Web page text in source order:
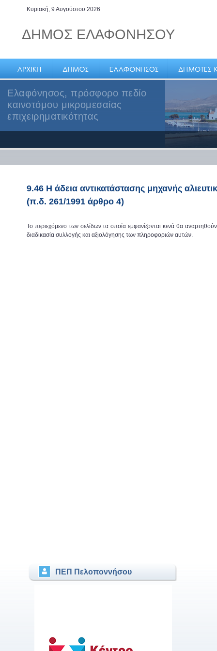
Κυριακή, 9 Αυγούστου 2026
ΔΗΜΟΣ ΕΛΑΦΟΝΗΣΟΥ
Ελαφόνησος, πρόσφορο πεδίο
καινοτόμου μικρομεσαίας
επιχειρηματικότητας
9.46 Η άδεια αντικατάστασης μηχανής
(π.δ. 261/1991 άρθρο 4)
Το περιεχόμενο των σελίδων τα οποία εμφανίζονται κενά θα
διαδικασία συλλογής και αξιολόγησης των πληροφοριών αυτών.
ΠΕΠ Πελοποννήσου